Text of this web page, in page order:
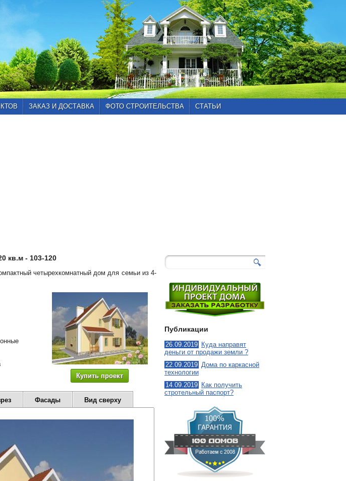
ЗАКАЗ И ДОСТАВКА ФОТО СТРОИТЕЛЬСТВА СТАТЬИ
Публикации
26.09.2019 Куда направят
деньги от продажи земли ?
22.09.2019 Дома по каркасной
технологии
14.09.2019 Как получить
стротельный паспорт?
кв.м - 103-120
четырехкомнатный дом для семьи из 4-
Купить проект
Фасады Вид сверху